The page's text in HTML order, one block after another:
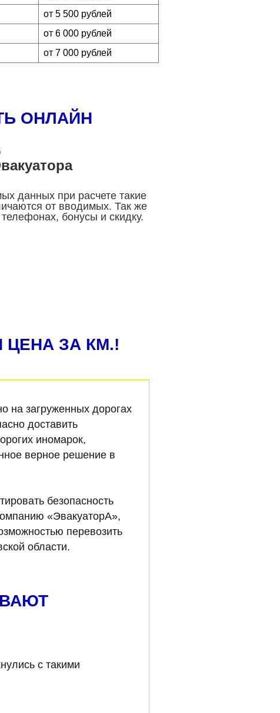
от 5 500 рублей
от 6 000 рублей
от 7 000 рублей
ОНЛАЙН
данных при расчете такие
от вводимых. Так же
бонусы и скидку.
ЦЕНА ЗА КМ.!
на загруженных дорогах
доставить
иномарок,
верное решение в
безопасность
«ЭвакуаторА»,
перевозить
области.
с такими